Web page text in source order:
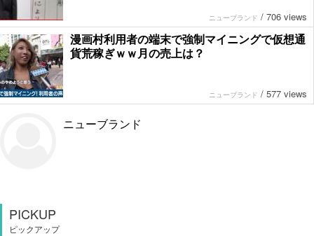
ニューブランド / 706 views
漫画村利用者の端末で強制マイニングで仮想通
貨荒稼ぎｗｗ月の売上は？
ニューブランド / 577 views
ニューブランド
PICKUP
ピックアップ